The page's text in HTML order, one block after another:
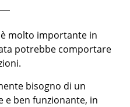
molto importante in
potrebbe comportare
bisogno di un
e ben funzionante, in